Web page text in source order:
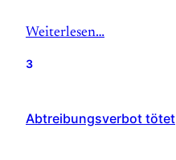
Weiterlesen…
3
Abtreibungsverbot tötet